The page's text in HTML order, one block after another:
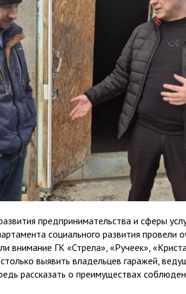
предпринимательства и сферы
социального развития
внимание ГК «Стрела», «Ручеек»,
выявить владельцев гаражей,
рассказать о преимуществах